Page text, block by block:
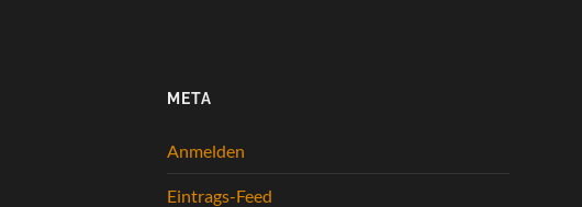
META
Anmelden
Eintrags-Feed